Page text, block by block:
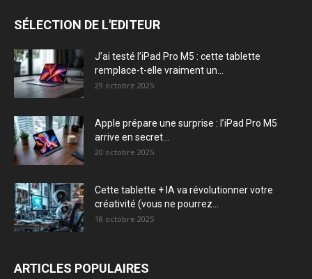
SÉLECTION DE L'EDITEUR
J’ai testé l’iPad Pro M5 : cette tablette
remplace-t-elle vraiment un...
29 octobre 2025
Apple prépare une surprise : l’iPad Pro M5
arrive en secret...
20 octobre 2025
Cette tablette + IA va révolutionner votre
créativité (vous ne pourrez...
18 octobre 2025
ARTICLES POPULAIRES